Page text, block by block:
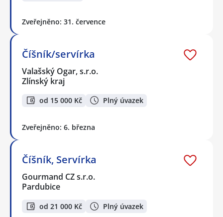
Zveřejněno: 31. července
Číšník/servírka
Valašský Ogar, s.r.o.
Zlínský kraj
od 15 000 Kč Plný úvazek
Zveřejněno: 6. března
Číšník, Servírka
Gourmand CZ s.r.o.
Pardubice
od 21 000 Kč Plný úvazek